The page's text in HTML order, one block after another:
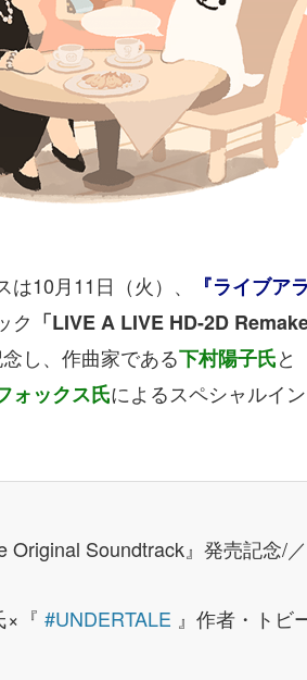
10月11日（火）、 『ライブア
ク 「LIVE A LIVE HD-2D
し、作曲家である下村陽子氏と
ォックス氏によるスペシャルイ
Original Soundtrack』発売記念/／
×『 #UNDERTALE 』作者・トビ